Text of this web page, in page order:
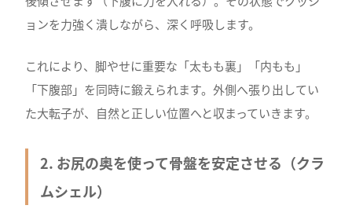
ョンを力強く潰しながら、深く呼吸します。
これにより、脚やせに重要な「太もも裏」「内もも」
「下腹部」を同時に鍛えられます。外側へ張り出してい
た大転子が、自然と正しい位置へと収まっていきます。
2. お尻の奥を使って骨盤を安定させる（クラ
ムシェル）